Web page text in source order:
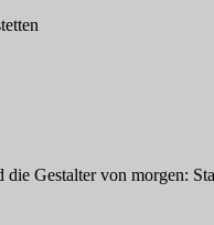
die Gestalter von morgen: